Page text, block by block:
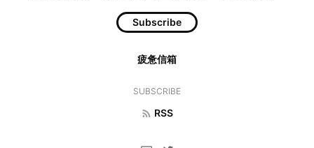
Subscribe
疲惫信箱
SUBSCRIBE
RSS